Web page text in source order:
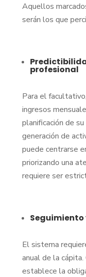
Aquellos
serán los que
profesional
Para el
ingresos
planificación de
generación de
puede centrarse
priorizando una
requiere ser
El sistema
anual de la
establece la